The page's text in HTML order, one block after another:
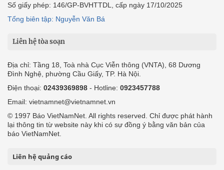
Số giấy phép: 146/GP-BVHTTDL, cấp ngày 17/10/2025
Tổng biên tập: Nguyễn Văn Bá
Liên hệ tòa soạn
Địa chỉ: Tầng 18, Toà nhà Cục Viễn thông (VNTA), 68 Dương
Đình Nghệ, phường Cầu Giấy, TP. Hà Nội.
Điện thoại: 02439369898 - Hotline: 0923457788
Email: vietnamnet@vietnamnet.vn
© 1997 Báo VietNamNet. All rights reserved. Chỉ được phát hành
lại thông tin từ website này khi có sự đồng ý bằng văn bản của
báo VietNamNet.
Liên hệ quảng cáo